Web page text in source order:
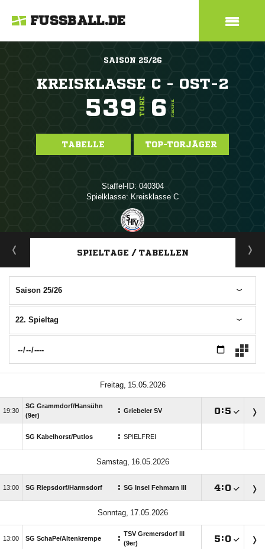
FUSSBALL.DE
SAISON 25/26
KREISKLASSE C - OST-2
539 TORE 6 TORE/SPIEL
TABELLE TOP-TORJÄGER
Staffel-ID: 040304
Spielklasse: Kreisklasse C
ANZEIGE
SPIELTAGE / TABELLEN
Saison 25/26
22. Spieltag
 

SG Grammdorf/​Hansühn
(9er)
: Griebeler SV :
SG Kabelhorst/​Putlos : SPIELFREI
 
 SG Riepsdorf/​Harmsdorf : SG Insel Fehmarn III :
 
 SG SchaPe/​Altenkrempe : TSV Gremersdorf III
(9er)
: